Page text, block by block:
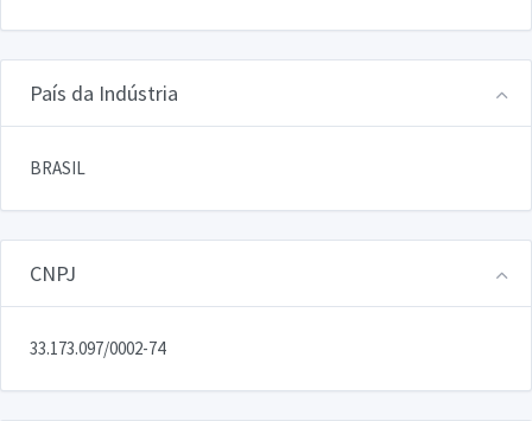
País da Indústria
BRASIL
CNPJ
33.173.097/0002-74